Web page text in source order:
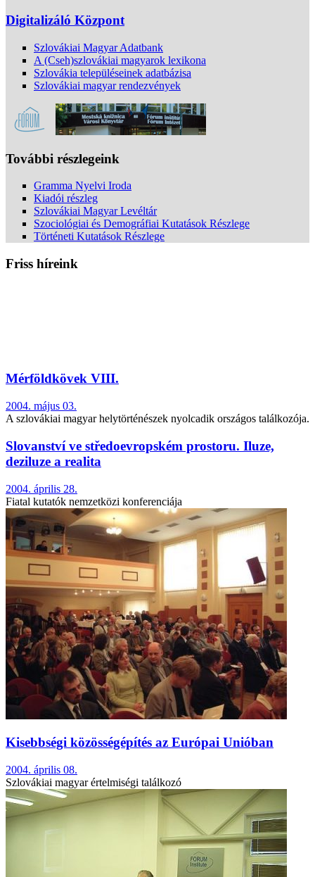
Digitalizáló Központ
Szlovákiai Magyar Adatbank
A (Cseh)szlovákiai magyarok lexikona
Szlovákia településeinek adatbázisa
Szlovákiai magyar rendezvények
További részlegeink
Gramma Nyelvi Iroda
Kiadói részleg
Szlovákiai Magyar Levéltár
Szociológiai és Demográfiai Kutatások Részlege
Történeti Kutatások Részlege
Friss híreink
Mérföldkövek VIII.
2004. május 03.
A szlovákiai magyar helytörténészek nyolcadik országos találkozója.
Slovanství ve středoevropském prostoru. Iluze,
deziluze a realita
2004. április 28.
Fiatal kutatók nemzetközi konferenciája
Kisebbségi közösségépítés az Európai Unióban
2004. április 08.
Szlovákiai magyar értelmiségi találkozó